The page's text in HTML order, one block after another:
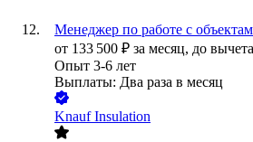
Менеджер по работе с
от 133 500 ₽ за месяц, до
Опыт 3-6 лет
Выплаты: Два раза в месяц
Knauf Insulation